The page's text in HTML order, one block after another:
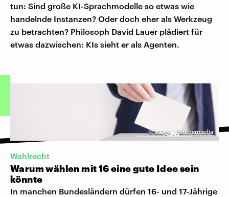
tun: Sind große KI-Sprachmodelle so etwas wie
handelnde Instanzen? Oder doch eher als Werkzeug
zu betrachten? Philosoph David Lauer plädiert für
etwas dazwischen: KIs sieht er als Agenten.
©Imago | Panthermedia
Wahlrecht
Warum wählen mit 16 eine gute Idee sein
könnte
In manchen Bundesländern dürfen 16- und 17-Jährige